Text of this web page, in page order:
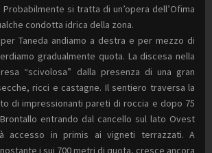
si tratta di un’opera dell’Ofima
condotta idrica della zona.
Taneda andiamo a destra e per mezzo di
gradualmente quota. La discesa nella
“scivolosa” dalla presenza di una gran
ricci e castagne. Il sentiero traversa la
di impressionanti pareti di roccia e dopo 75
entrando dal cancello sul lato Ovest
accesso in primis ai vigneti terrazzati. A
i sui 700 metri di quota, cresce ancora